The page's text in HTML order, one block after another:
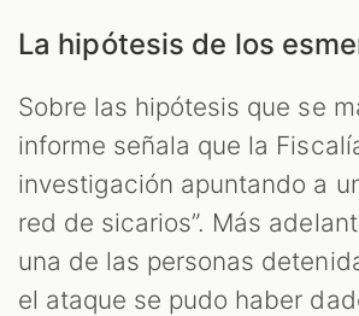
La hipótesis de los
Sobre las hipótesis que se
informe señala que la
investigación apuntando a
red de sicarios”. Más
una de las personas
el ataque se pudo haber